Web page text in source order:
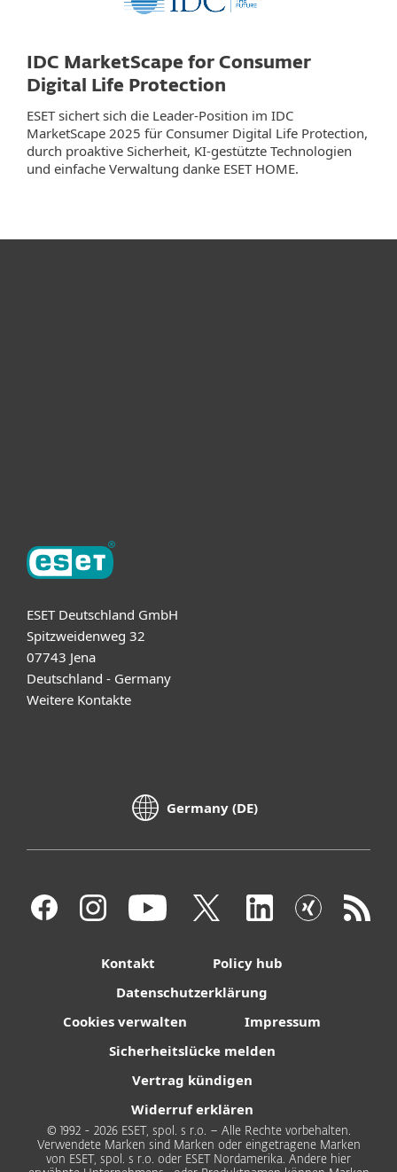
IDC MarketScape for Consumer
Digital Life Protection
ESET sichert sich die Leader-Position im IDC
MarketScape 2025 für Consumer Digital Life Protection,
durch proaktive Sicherheit, KI-gestützte Technologien
und einfache Verwaltung danke ESET HOME.
ESET Deutschland GmbH
Spitzweidenweg 32
07743 Jena
Deutschland - Germany
Weitere Kontakte
Germany (DE)
Kontakt
Policy hub
Datenschutzerklärung
Cookies verwalten
Impressum
Sicherheitslücke melden
Vertrag kündigen
Widerruf erklären
© 1992 - 2026 ESET, spol. s r.o. – Alle Rechte vorbehalten.
Verwendete Marken sind Marken oder eingetragene Marken
von ESET, spol. s r.o. oder ESET Nordamerika. Andere hier